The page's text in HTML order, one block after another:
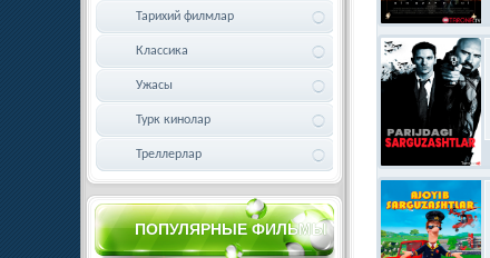
Тарихий филмлар
Классика
Ужасы
Турк кинолар
Треллерлар
ПОПУЛЯРНЫЕ ФИЛЬМЫ